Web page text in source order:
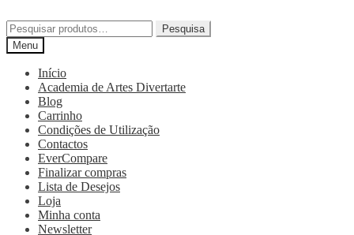
Pesquisa
Menu
Início
Academia de Artes Divertarte
Blog
Carrinho
Condições de Utilização
Contactos
EverCompare
Finalizar compras
Lista de Desejos
Loja
Minha conta
Newsletter